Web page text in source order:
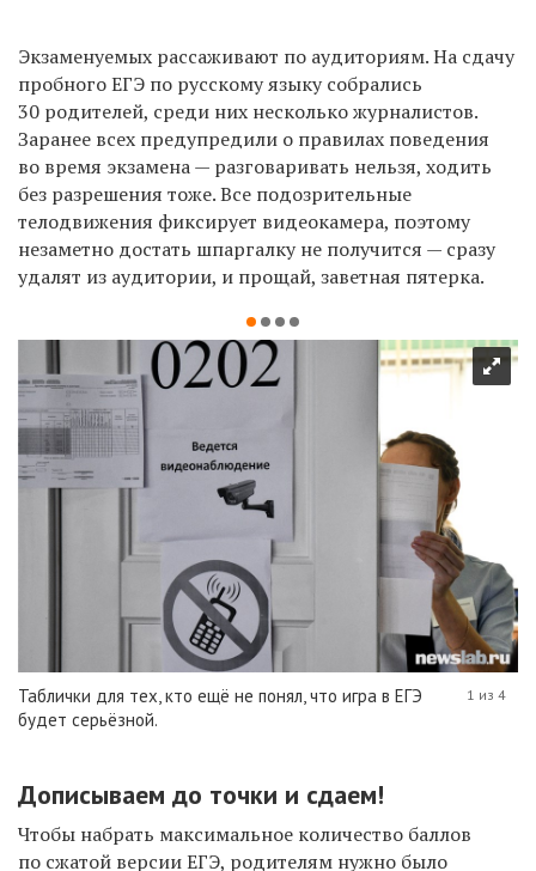
Экзаменуемых рассаживают по аудиториям. На сдачу
пробного ЕГЭ по русскому языку собрались
30 родителей, среди них несколько журналистов.
Заранее всех предупредили о правилах поведения
во время экзамена — разговаривать нельзя, ходить
без разрешения тоже. Все подозрительные
телодвижения фиксирует видеокамера, поэтому
незаметно достать шпаргалку не получится — сразу
удалят из аудитории, и прощай, заветная пятерка.
Таблички для тех, кто ещё не понял, что игра в ЕГЭ
будет серьёзной.
1 из 4
Дописываем до точки и сдаем!
Чтобы набрать максимальное количество баллов
по сжатой версии ЕГЭ, родителям нужно было